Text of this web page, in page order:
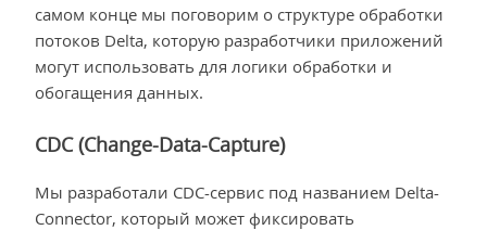
самом конце мы поговорим о структуре обработки
потоков Delta, которую разработчики приложений
могут использовать для логики обработки и
обогащения данных.
CDC (Change-Data-Capture)
Мы разработали CDC-сервис под названием Delta-
Connector, который может фиксировать